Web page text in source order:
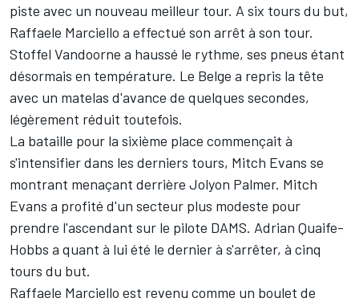
piste avec un nouveau meilleur tour. A six tours du but,
Raffaele Marciello a effectué son arrêt à son tour.
Stoffel Vandoorne a haussé le rythme, ses pneus étant
désormais en température. Le Belge a repris la tête
avec un matelas d'avance de quelques secondes,
légèrement réduit toutefois.
La bataille pour la sixième place commençait à
s'intensifier dans les derniers tours, Mitch Evans se
montrant menaçant derrière Jolyon Palmer. Mitch
Evans a profité d'un secteur plus modeste pour
prendre l'ascendant sur le pilote DAMS. Adrian Quaife-
Hobbs a quant à lui été le dernier à s'arrêter, à cinq
tours du but.
Raffaele Marciello est revenu comme un boulet de